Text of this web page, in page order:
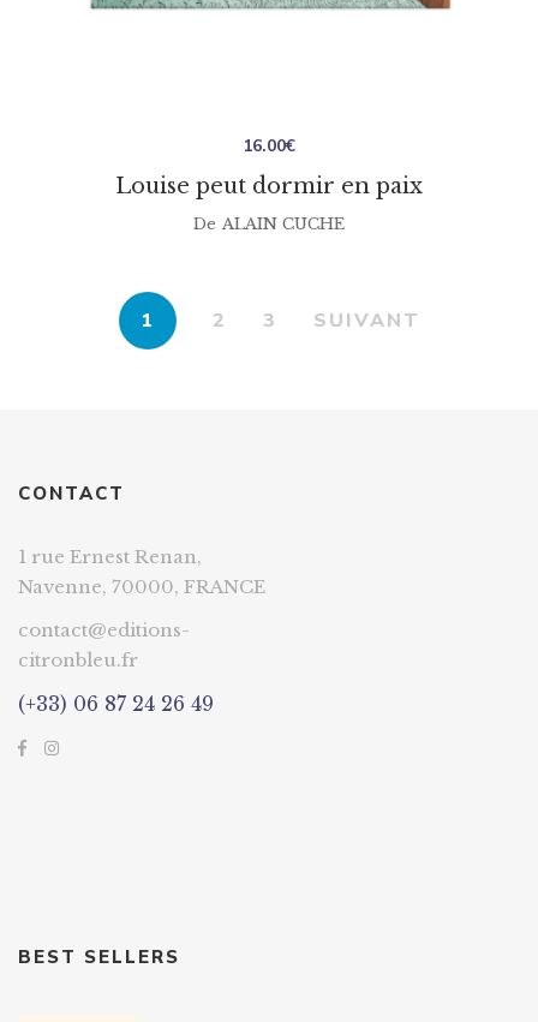
Louise peut dormir en paix
16.00€
De ALAIN CUCHE
1 2 3 SUIVANT
CONTACT
1 rue Ernest Renan,
Navenne, 70000, FRANCE
contact@editions-
citronbleu.fr
(+33) 06 87 24 26 49
BEST SELLERS